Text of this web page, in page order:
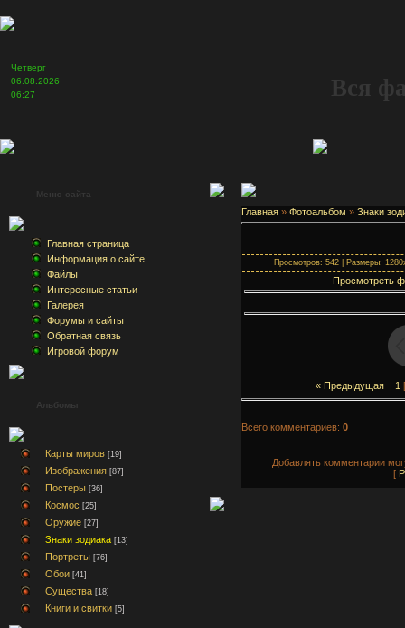
Четверг
06.08.2026
06:27
Вся
Меню сайта
Главная страница
Информация о сайте
Файлы
Интересные статьи
Галерея
Форумы и сайты
Обратная связь
Игровой форум
Альбомы
Карты миров [19]
Изображения [87]
Постеры [36]
Космос [25]
Оружие [27]
Знаки зодиака [13]
Портреты [76]
Обои [41]
Существа [18]
Книги и свитки [5]
Главная » Фотоальбом » Знаки
Просмотров: 542 | Размеры:
Просмотреть
« Предыдущая| 1 [
Всего комментариев: 0
Добавлять комментарии
[